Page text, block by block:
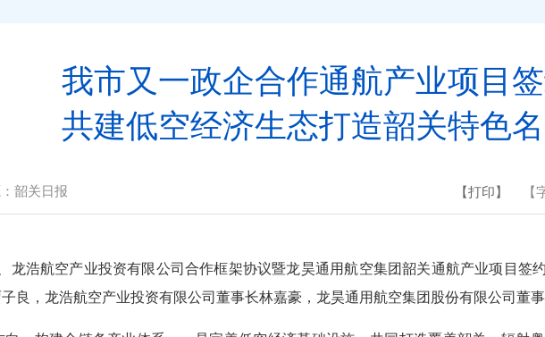
我市又一政企合作通航产业项目
共建低空经济生态打造韶关特色
韶关日报 【打印】 【
龙浩航空产业投资有限公司合作框架协议暨龙昊通用航空集团韶关通航产业项目签
良，龙浩航空产业投资有限公司董事长林嘉豪，龙昊通用航空集团股份有限公司董事